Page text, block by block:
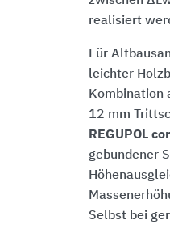
realisiert
Für
leichter
Kombination
12 mm
REGUPOL
gebundener
Selbst bei